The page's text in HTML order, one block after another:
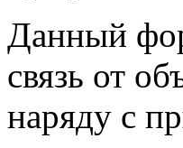
Данный
связь от
наряду с